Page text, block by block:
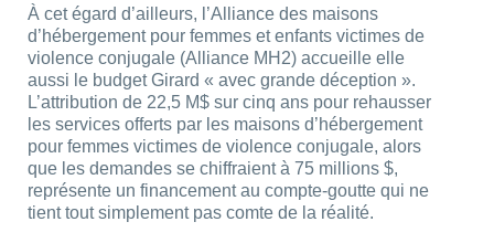
À cet égard d’ailleurs, l’Alliance des maisons
d’hébergement pour femmes et enfants victimes de
violence conjugale (Alliance MH2) accueille elle
aussi le budget Girard « avec grande déception ».
L’attribution de 22,5 M$ sur cinq ans pour rehausser
les services offerts par les maisons d’hébergement
pour femmes victimes de violence conjugale, alors
que les demandes se chiffraient à 75 millions $,
représente un financement au compte-goutte qui ne
tient tout simplement pas comte de la réalité.